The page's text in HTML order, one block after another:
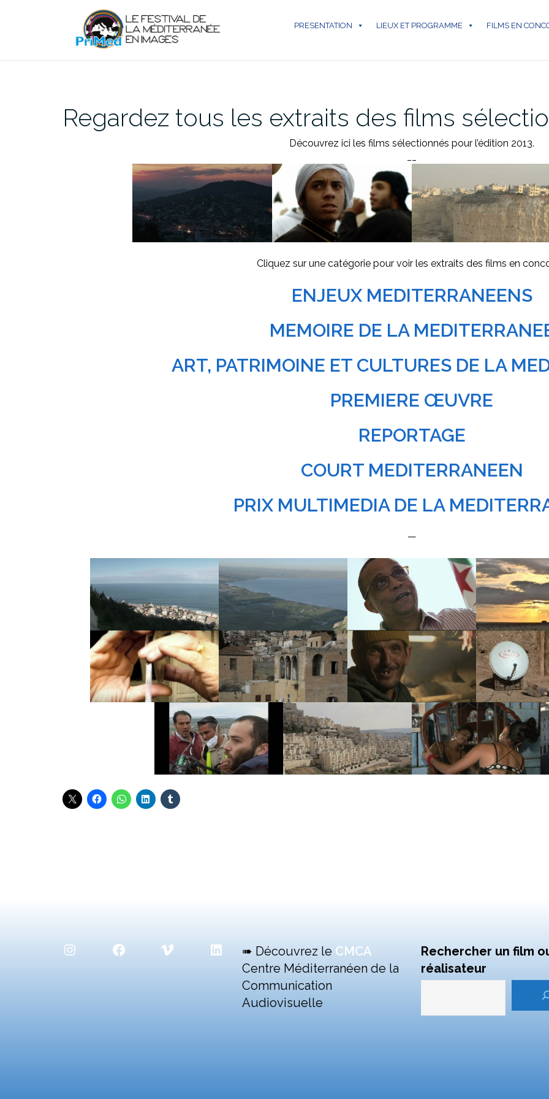
PRESENTATION LIEUX ET PROGRAMME FILMS EN
Regardez tous les extraits des films
Découvrez ici les films sélectionnés pour l’édition 2013.
Cliquez sur une catégorie pour voir les extraits des films en
ENJEUX MEDITERRANEENS
MEMOIRE DE LA
ART, PATRIMOINE ET CULTURES DE LA
PREMIERE ŒUVRE
REPORTAGE
COURT MEDITERRANEEN
PRIX MULTIMEDIA DE LA
—
InstagramFacebookVimeo LinkedIn➠ Découvrez le CMCA
Centre Méditerranéen de la
Communication
Audiovisuelle
Rechercher un film
réalisateur